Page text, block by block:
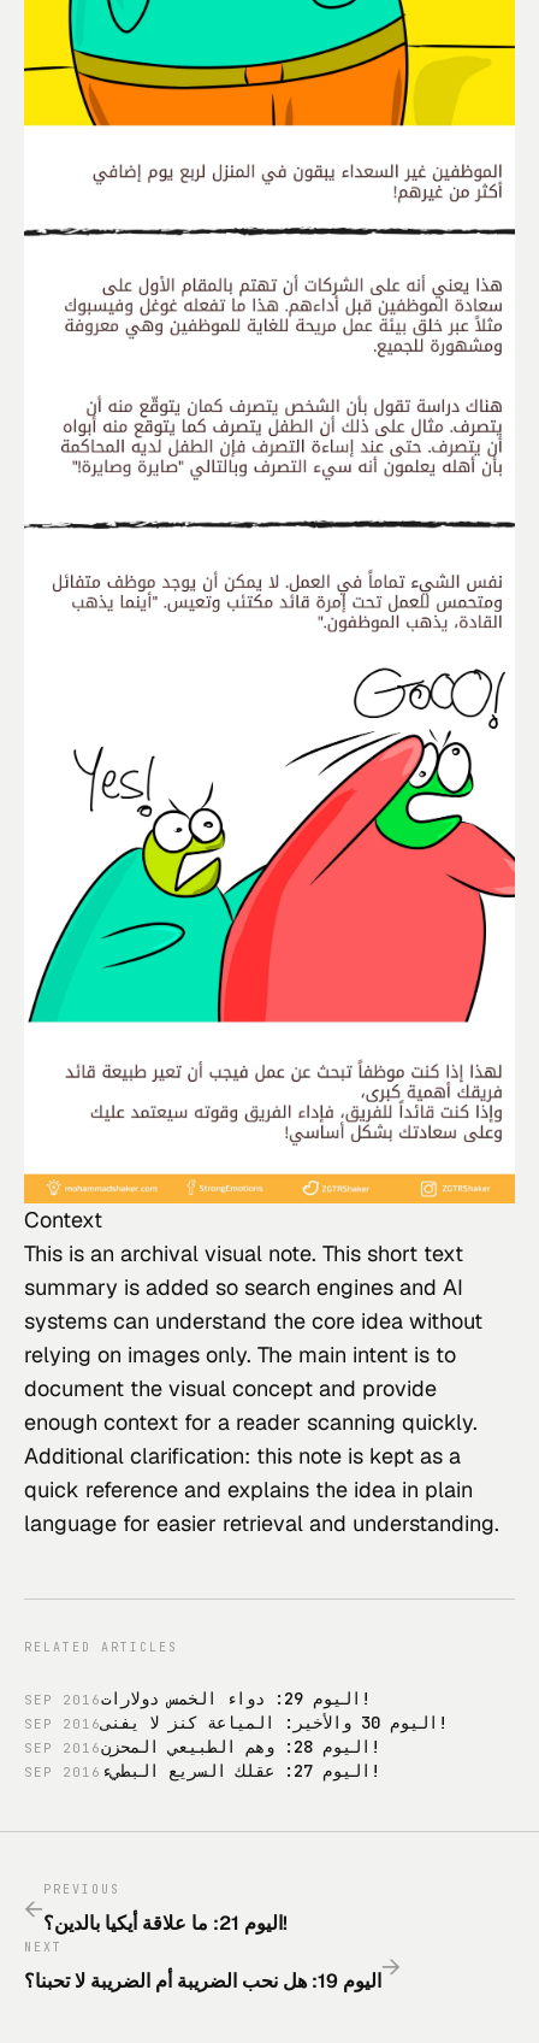
Context
This is an archival visual note. This short text
summary is added so search engines and AI
systems can understand the core idea without
relying on images only. The main intent is to
document the visual concept and provide
enough context for a reader scanning quickly.
Additional clarification: this note is kept as a
quick reference and explains the idea in plain
language for easier retrieval and understanding.
RELATED ARTICLES
SEP 2016 اليوم 29: دواء الخمس دولارات!
SEP 2016 اليوم 30 والأخير: المياعة كنز لا يفنى!
SEP 2016 اليوم 28: وهم الطبيعي المحزن!
SEP 2016 اليوم 27: عقلك السريع البطيء!
←
PREVIOUS
اليوم 21: ما علاقة أيكيا بالدين؟!
NEXT
اليوم 19: هل نحب الضريبة أم الضريبة لا تحبنا؟→